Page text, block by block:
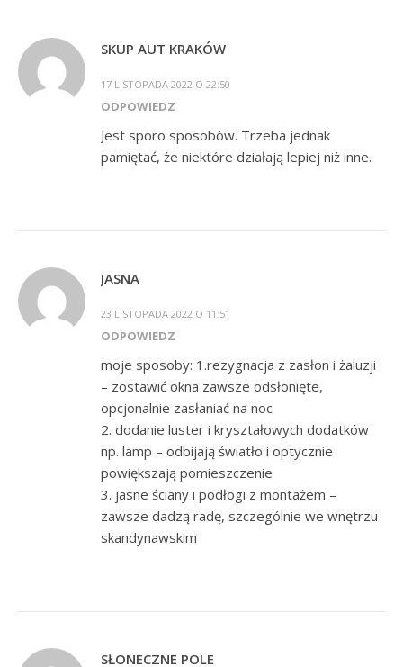
SKUP AUT KRAKÓW
17 LISTOPADA 2022 O 22:50
ODPOWIEDZ
Jest sporo sposobów. Trzeba jednak
pamiętać, że niektóre działają lepiej niż inne.
JASNA
23 LISTOPADA 2022 O 11:51
ODPOWIEDZ
moje sposoby: 1.rezygnacja z zasłon i żaluzji
– zostawić okna zawsze odsłonięte,
opcjonalnie zasłaniać na noc
2. dodanie luster i kryształowych dodatków
np. lamp – odbijają światło i optycznie
powiększają pomieszczenie
3. jasne ściany i podłogi z montażem –
zawsze dadzą radę, szczególnie we wnętrzu
skandynawskim
SŁONECZNE POLE